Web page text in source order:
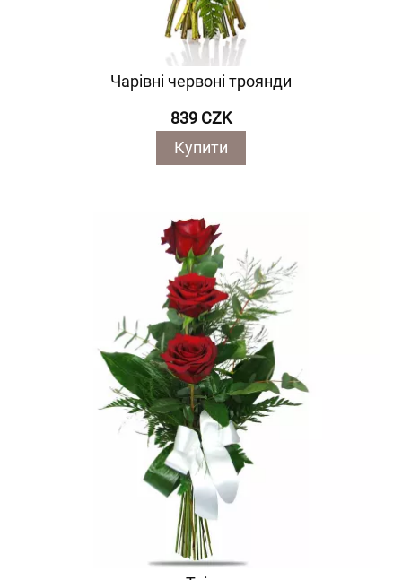
Чарівні червоні троянди
839 CZK
Купити